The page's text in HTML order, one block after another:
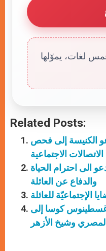
لغات، يموّلها
Related Posts:
الكنيسة إلى فحص
الاجتماعية
الى احترام الحياة
والدفاع عن العائلة
الإجتماعيّة للعائلة
كوسا إلى
وشيخ الأزهر